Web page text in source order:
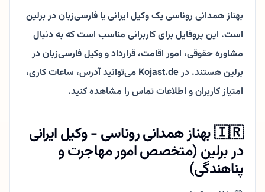
بهناز همدانی روناسی یک وکیل ایرانی یا فارسی‌زبان در برلین
است. این پروفایل برای کاربرانی مناسب است که به دنبال
مشاوره حقوقی، امور اقامت، قرارداد و وکیل فارسی‌زبان در
برلین هستند. در Kojast.de می‌توانید آدرس، ساعات کاری،
امتیاز کاربران و اطلاعات تماس را مشاهده کنید.
🇮🇷 بهناز همدانی روناسی - وکیل ایرانی
در برلین (متخصص امور مهاجرت و
پناهندگی)